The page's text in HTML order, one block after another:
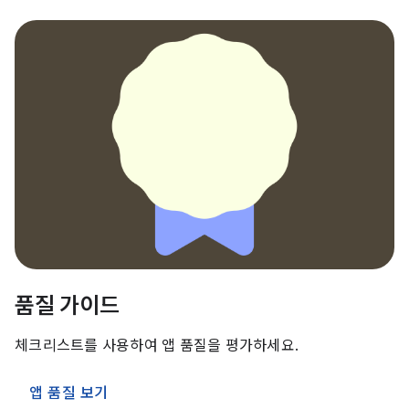
품질 가이드
체크리스트를 사용하여 앱 품질을 평가하세요.
앱 품질 보기